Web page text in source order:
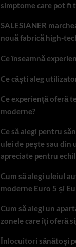
simptome care pot fi
SALESIANER
nouă fabrică high-
Ce înseamnă
Ce căști aleg
Ce experiență oferă
moderne?
Ce să alegi pentru
ulei de pește sau din
apreciate pentru
Cum să alegi uleiul
moderne Euro 5 și
Cum să alegi un
zonele care îți oferă
Înlocuitori sănătoși